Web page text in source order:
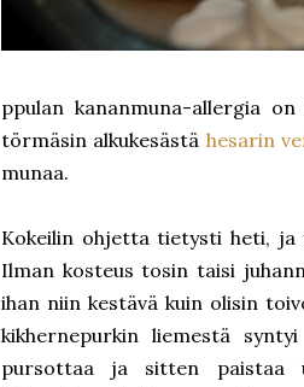
ppulan kananmuna-allergia
törmäsin alkukesästä hesarin
munaa.
Kokeilin ohjetta tietysti heti, ja
Ilman kosteus tosin taisi
ihan niin kestävä kuin olisin
kikhernepurkin liemestä
pursottaa ja sitten paistaa